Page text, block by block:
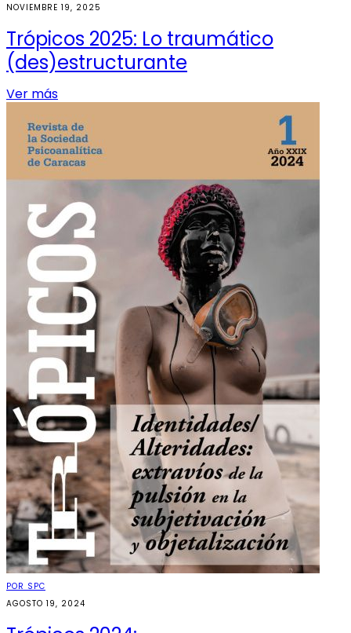
NOVIEMBRE 19, 2025
Trópicos 2025: Lo traumático
(des)estructurante
Ver más
POR SPC
AGOSTO 19, 2024